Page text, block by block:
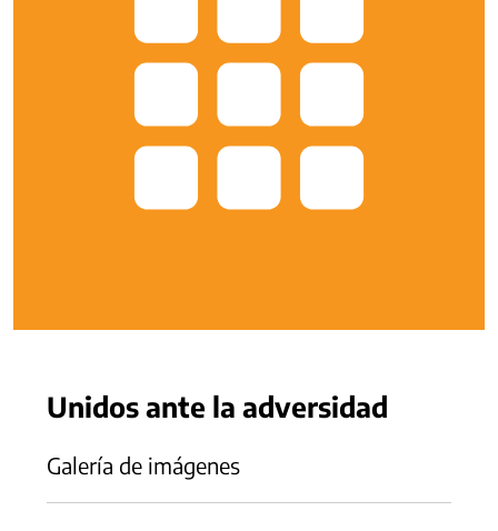
Unidos ante la adversidad
Galería de imágenes